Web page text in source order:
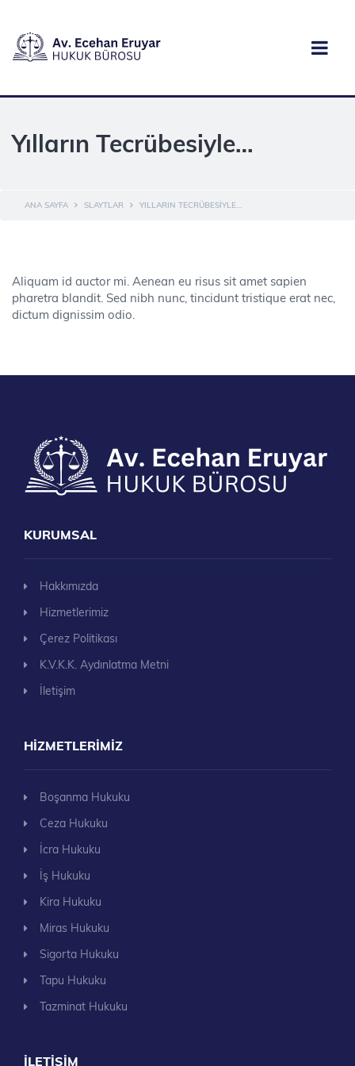
Yılların Tecrübesiyle…
ANA SAYFA SLAYTLAR YILLARIN TECRÜBESIYLE…
Aliquam id auctor mi. Aenean eu risus sit amet sapien
pharetra blandit. Sed nibh nunc, tincidunt tristique erat nec,
dictum dignissim odio.
KURUMSAL
Hakkımızda
Hizmetlerimiz
Çerez Politikası
K.V.K.K. Aydınlatma Metni
İletişim
HIZMETLERIMIZ
Boşanma Hukuku
Ceza Hukuku
İcra Hukuku
İş Hukuku
Kira Hukuku
Miras Hukuku
Sigorta Hukuku
Tapu Hukuku
Tazminat Hukuku
İLETIŞIM